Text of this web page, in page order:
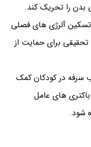
را تحریک کند.
آلرژی های فصلی
برای حمایت از
سرفه در کودکان کمک
های عامل